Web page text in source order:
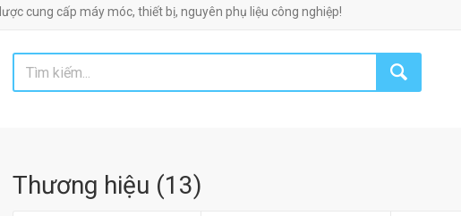
máy móc, thiết bị, nguyên phụ liệu công nghiệp!
Thương hiệu (13)